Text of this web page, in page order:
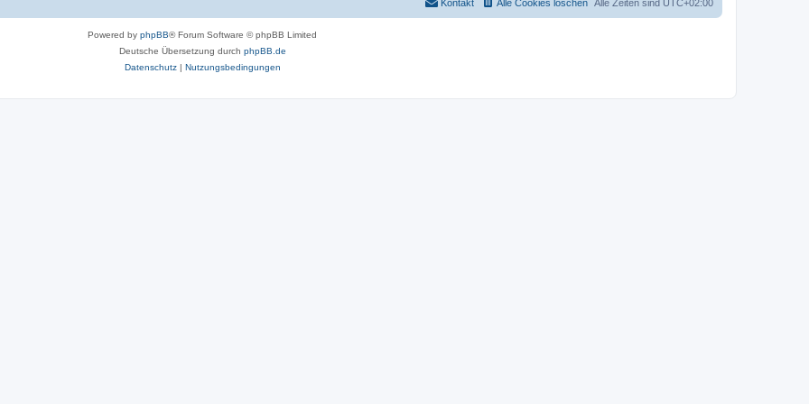
Alle Zeiten sind UTC+02:00
Alle Cookies löschen
Kontakt
Powered by phpBB® Forum Software © phpBB Limited
Deutsche Übersetzung durch phpBB.de
Datenschutz| Nutzungsbedingungen